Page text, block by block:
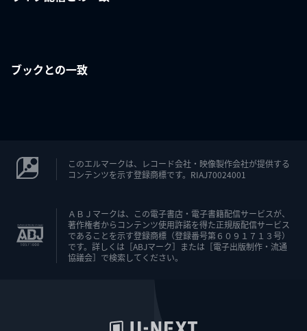
ブックとの一致
このエルマークは、レコード会社・映像製作会社が提供する
コンテンツを示す登録商標です。RIAJ70024001
ＡＢＪマークは、この電子書店・電子書籍配信サービスが、
著作権者からコンテンツ使用許諾を得た正規版配信サービス
であることを示す登録商標（登録番号第６０９１７１３号）
です。詳しくは［ABJマーク］または［電子出版制作・流通
協議会］で検索してください。